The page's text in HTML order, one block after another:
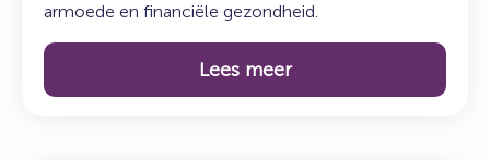
armoede en financiële gezondheid.
Lees meer